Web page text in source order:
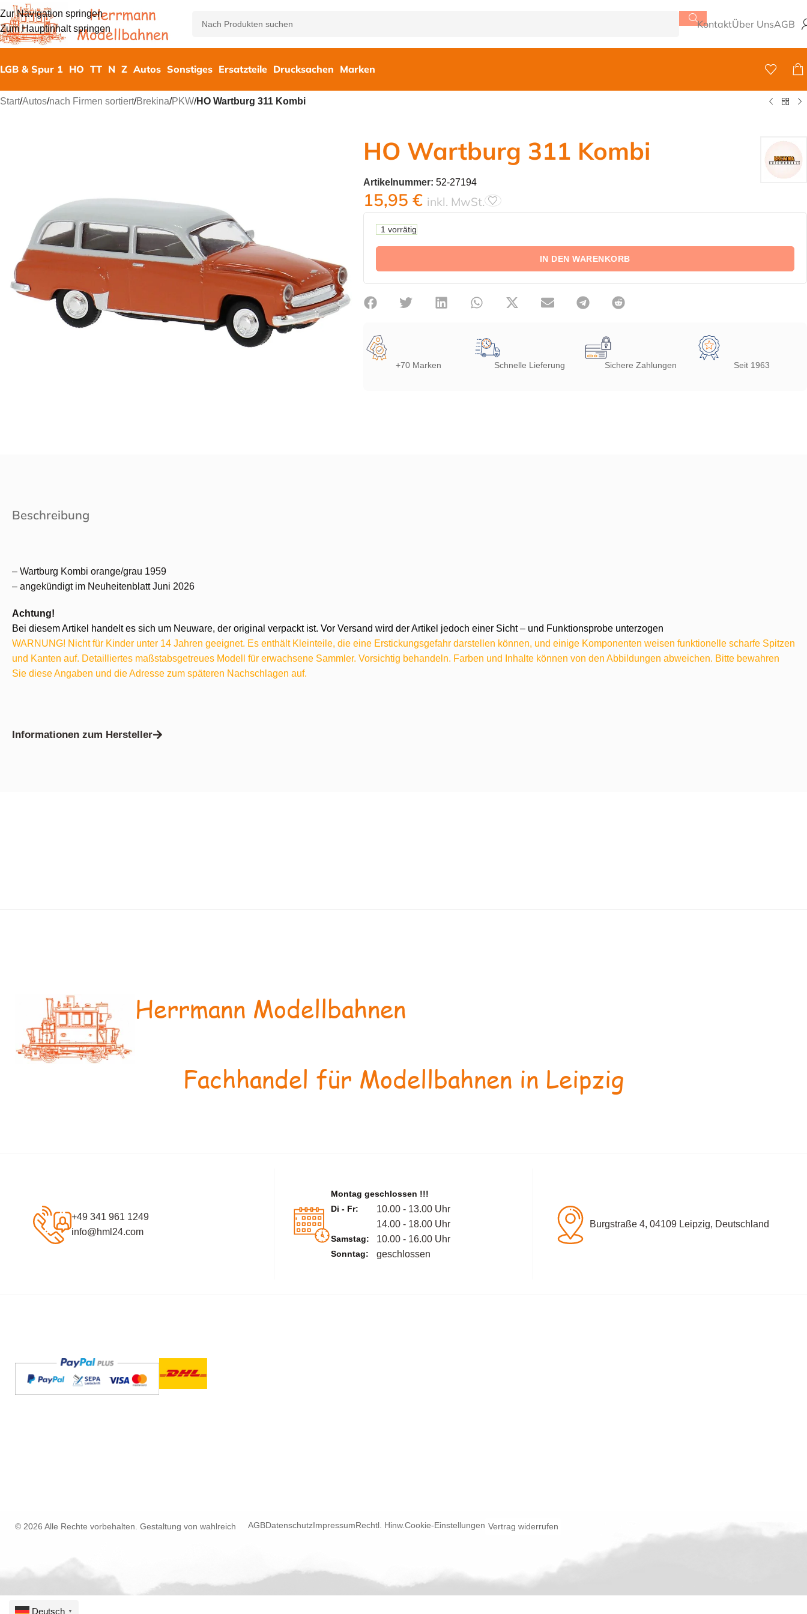
Zur Navigation springen
Zum Hauptinhalt springen
KontaktÜber UnsAGB
LGB & Spur 1 HO TT N Z Autos Sonstiges Ersatzteile Drucksachen Marken
Start/Autos/nach Firmen sortiert/Brekina/PKW/HO Wartburg 311 Kombi
HO Wartburg 311 Kombi
Artikelnummer: 52-27194
15,95 € inkl. MwSt.
1 vorrätig
IN DEN WARENKORB
+70 Marken Schnelle Lieferung Sichere Zahlungen Seit 1963
Beschreibung
– Wartburg Kombi orange/grau 1959
– angekündigt im Neuheitenblatt Juni 2026
Achtung!
Bei diesem Artikel handelt es sich um Neuware, der original verpackt ist. Vor Versand wird der Artikel jedoch einer Sicht – und Funktionsprobe unterzogen
WARNUNG! Nicht für Kinder unter 14 Jahren geeignet. Es enthält Kleinteile, die eine Erstickungsgefahr darstellen können, und einige Komponenten weisen funktionelle scharfe Spitzen
und Kanten auf. Detailliertes maßstabsgetreues Modell für erwachsene Sammler. Vorsichtig behandeln. Farben und Inhalte können von den Abbildungen abweichen. Bitte bewahren
Sie diese Angaben und die Adresse zum späteren Nachschlagen auf.
Informationen zum Hersteller
Herrmann Modellbahnen
Fachhandel für Modellbahnen in Leipzig
+49 341 961 1249
info@hml24.com
Montag geschlossen !!!
Di - Fr:
10.00 - 13.00 Uhr
14.00 - 18.00 Uhr
Samstag: 10.00 - 16.00 Uhr
Sonntag: geschlossen
Burgstraße 4, 04109 Leipzig, Deutschland
© 2026 Alle Rechte vorbehalten. Gestaltung von wahlreich AGBDatenschutzImpressumRechtl. Hinw.Cookie-Einstellungen Vertrag widerrufen
Deutsch ▼